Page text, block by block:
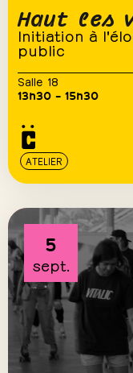
Haut les
Initiation à
public
Salle 18
13h30 – 15h30
ATELIER
5
sept.